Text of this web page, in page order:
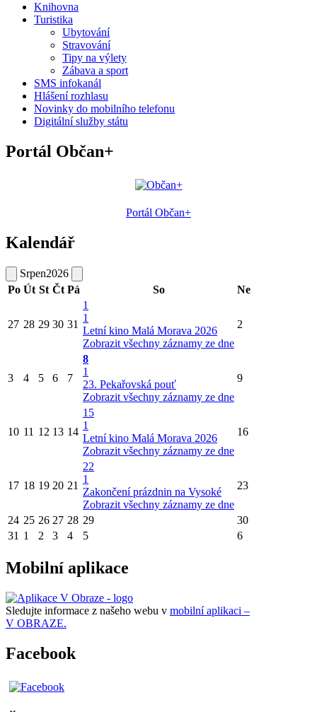
Knihovna
Turistika
Ubytování
Stravování
Tipy na výlety
Zábava a sport
SMS infokanál
Hlášení rozhlasu
Novinky do mobilního telefonu
Digitální služby státu
Portál Občan+
Portál Občan+
Kalendář
Srpen2026
Po Út St Čt Pá So Ne
27 28 29 30 31
1
1
Letní kino Malá Morava 2026
Zobrazit všechny záznamy ze dne
2
3 4 5 6 7
8
1
23. Pekařovská pouť
Zobrazit všechny záznamy ze dne
9
10 11 12 13 14
15
1
Letní kino Malá Morava 2026
Zobrazit všechny záznamy ze dne
16
17 18 19 20 21
22
1
Zakončení prázdnin na Vysoké
Zobrazit všechny záznamy ze dne
23
24 25 26 27 28 29
30
31 1 2 3 4 5 6
Mobilní aplikace
Sledujte informace z našeho webu v mobilní aplikaci –
V OBRAZE.
Facebook